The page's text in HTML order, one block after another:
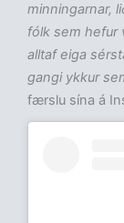
minningarnar,
fólk sem hefur
alltaf eiga
gangi ykkur
færslu sína á